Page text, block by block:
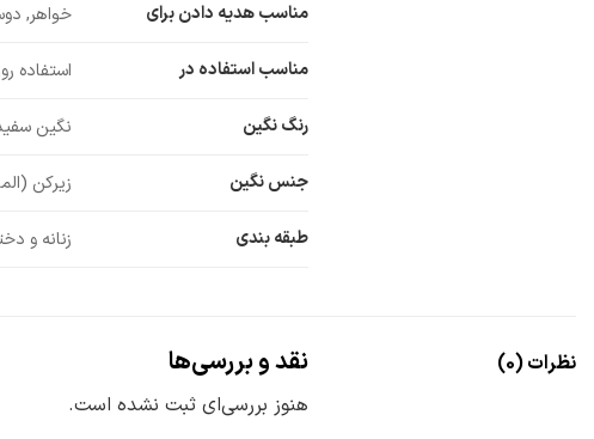
مناسب هدیه دادن برای خواهر,
مناسب استفاده در استفاده
رنگ نگین نگین
جنس نگین زیرکن
طبقه بندی زنانه و
نظرات (0) نقد و بررسی‌ها
هنوز بررسی‌ای ثبت نشده است.